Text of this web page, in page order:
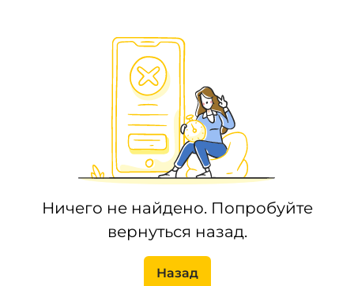
Ничего не найдено. Попробуйте
вернуться назад.
Назад